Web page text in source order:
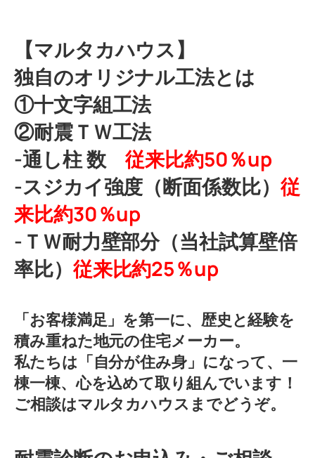
【マルタカハウス】
独自のオリジナル工法とは
①十文字組工法
②耐震ＴＷ工法
-通し柱 数従来比約50％up
-スジカイ強度（断面係数比） 従
来比約30％up
-ＴＷ耐力壁部分（当社試算壁倍
率比） 従来比約25％up
「お客様満足」を第一に、歴史と経験を
積み重ねた地元の住宅メーカー。
私たちは「自分が住み身」になって、一
棟一棟、心を込めて取り組んでいます！
ご相談はマルタカハウスまでどうぞ。